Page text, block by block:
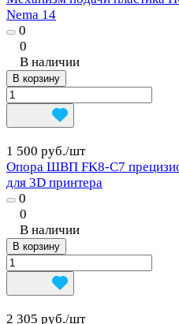
Nema 14
0
0
В наличии
В корзину
1 500 руб./шт
Опора ШВП FK8-C7
для 3D принтера
0
0
В наличии
В корзину
2 305 руб./шт